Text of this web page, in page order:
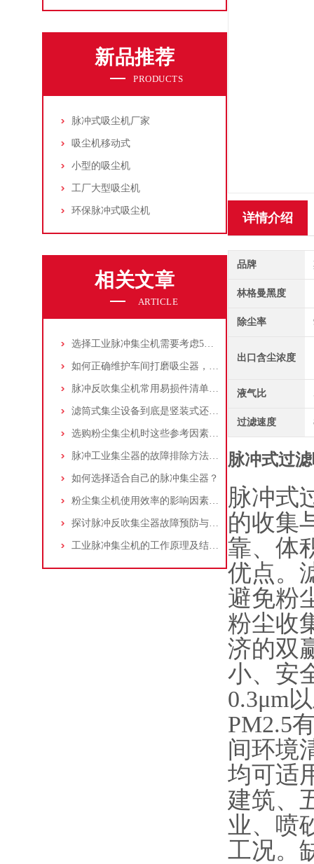
新品推荐
PRODUCTS
脉冲式吸尘机厂家
吸尘机移动式
小型的吸尘机
工厂大型吸尘机
环保脉冲式吸尘机
相关文章
ARTICLE
选择工业脉冲集尘机需要考虑5大因素,你都了解吗?
如何正确维护车间打磨吸尘器，延长使用寿命
脉冲反吹集尘机常用易损件清单与更换周期建议
滤筒式集尘设备到底是竖装式还是横装式？
选购粉尘集尘机时这些参考因素很重要！
脉冲工业集尘器的故障排除方法和注意事项
如何选择适合自己的脉冲集尘器？
粉尘集尘机使用效率的影响因素及改进措施
探讨脉冲反吹集尘器故障预防与维护要点
工业脉冲集尘机的工作原理及结构特点说明
详情介绍
品牌
林格曼黑度
除尘率
出口含尘浓度
液气比
过滤速度
脉冲式过
脉冲式
的收集
靠、体
优点。
避免粉
粉尘收
济的双
小、安
0.3μm
PM2.5
间环境
均可适
建筑、
业、喷
工况。